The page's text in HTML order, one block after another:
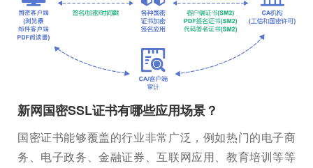
新网国密SSL证书有哪些应用场景？
国密证书能够覆盖的行业非常广泛，例如热门的电子商
务、电子政务、金融证券、互联网应用、教育培训等等